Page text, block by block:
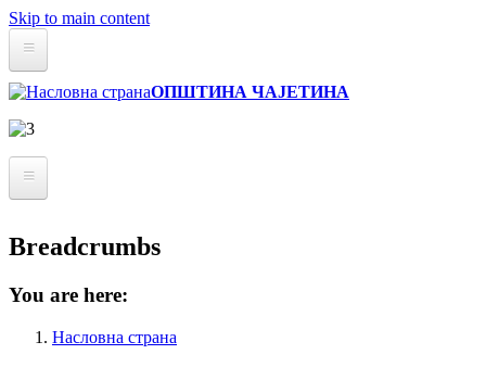
Skip to main content
Статут
Буџет
Информатор о раду
Реализовали смо
Златиборске вести
Мапа
ОПШТИНА ЧАЈЕТИНА
Привреда
Инфраструктура
Breadcrumbs
You are here:
Насловна страна